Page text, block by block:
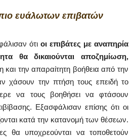
ευάλωτων επιβατών
ότι οι επιβάτες με αναπηρία
θα δικαιούνται αποζημίωση,
την απαραίτητη βοήθεια από την
χάσουν την πτήση τους επειδή το
να τους βοηθήσει να φτάσουν
Εξασφάλισαν επίσης ότι οι
κατά την κατανομή των θέσεων.
θα υποχρεούνται να τοποθετούν